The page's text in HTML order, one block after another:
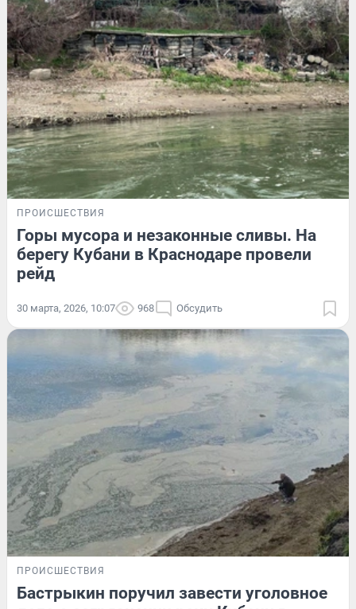
ПРОИСШЕСТВИЯ
Горы мусора и незаконные сливы. На
берегу Кубани в Краснодаре провели
рейд
30 марта, 2026, 10:07 968 Обсудить
ПРОИСШЕСТВИЯ
Бастрыкин поручил завести уголовное